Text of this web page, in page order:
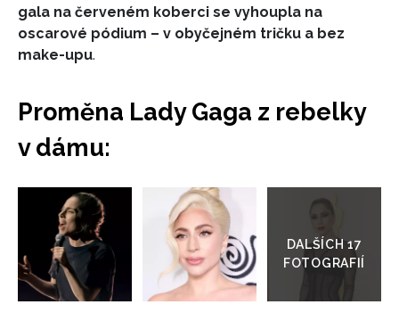
gala na červeném koberci se vyhoupla na
oscarové pódium – v obyčejném tričku a bez
make-upu.
Proměna Lady Gaga z rebelky
v dámu:
Přejít
do
galerie